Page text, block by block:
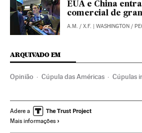
EUA e China
comercial de
A.M. / X.F. | WASHINGTON /
ARQUIVADO EM
Opinião Cúpula das Américas Cúpulas
América Latina América
Adere a
Mais informações